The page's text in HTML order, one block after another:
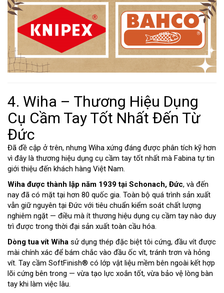
4. Wiha – Thương Hiệu Dụng
Cụ Cầm Tay Tốt Nhất Đến Từ
Đức
Đã đề cập ở trên, nhưng Wiha xứng đáng được phân tích kỹ hơn
vì đây là thương hiệu dụng cụ cầm tay tốt nhất mà Fabina tự tin
giới thiệu đến khách hàng Việt Nam.
Wiha được thành lập năm 1939 tại Schonach, Đức, và đến
nay đã có mặt tại hơn 80 quốc gia. Toàn bộ quá trình sản xuất
vẫn giữ nguyên tại Đức với tiêu chuẩn kiểm soát chất lượng
nghiêm ngặt — điều mà ít thương hiệu dụng cụ cầm tay nào duy
trì được trong thời đại sản xuất toàn cầu hóa.
Dòng tua vít Wiha sử dụng thép đặc biệt tôi cứng, đầu vít được
mài chính xác để bám chắc vào đầu ốc vít, tránh trơn và hỏng
vít. Tay cầm SoftFinish® có lớp vật liệu mềm bên ngoài kết hợp
lõi cứng bên trong — vừa tạo lực xoắn tốt, vừa bảo vệ lòng bàn
tay khi làm việc lâu.